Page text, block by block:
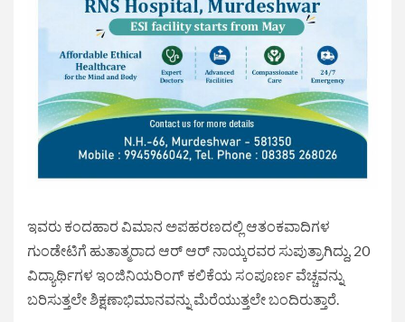
ಇವರು ಕಂದಹಾರ ವಿಮಾನ ಅಪಹರಣದಲ್ಲಿ ಆತಂಕವಾದಿಗಳ
ಗುಂಡೇಟಿಗೆ ಹುತಾತ್ಮರಾದ ಆರ್ ಆರ್ ನಾಯ್ಕರವರ ಸುಪುತ್ರಾಗಿದ್ದು, 20
ವಿದ್ಯಾರ್ಥಿಗಳ ಇಂಜಿನಿಯರಿಂಗ್ ಕಲಿಕೆಯ ಸಂಪೂರ್ಣ ವೆಚ್ಚವನ್ನು
ಬರಿಸುತ್ತಲೇ ಶಿಕ್ಷಣಾಭಿಮಾನವನ್ನು ಮೆರೆಯುತ್ತಲೇ ಬಂದಿರುತ್ತಾರೆ.